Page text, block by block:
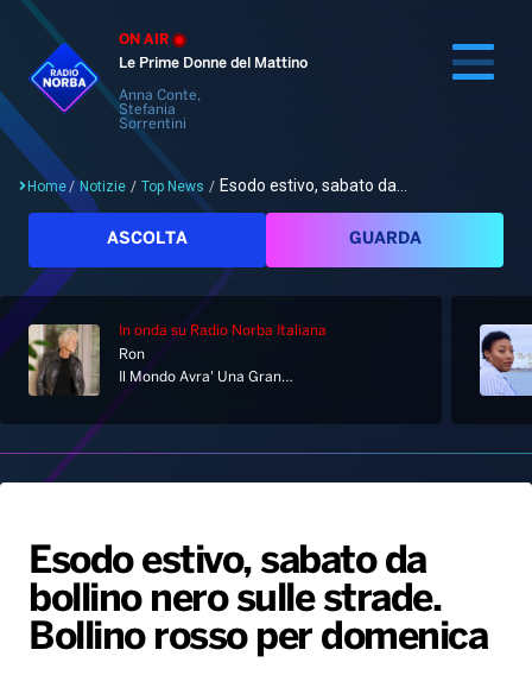
ON AIR
Le Prime Donne del Mattino
Anna Conte,
Stefania
Sorrentini
Cerca
Home
Palinsesto
Hit Dance
Giochi&Concorsi
PALATOUR
Notizie
Locali
Musica e Spettacolo
Sport
Playlist
Generale
Novità
Notiziario
Interviste
Gallery
Radio Norba News TV
Voce al Bari
Home/ Notizie / Top News / Esodo estivo, sabato da...
ASCOLTA GUARDA
In onda su Radio Norba Italiana
Ron
Il Mondo Avra' Una Grande Anima
Esodo estivo, sabato da
bollino nero sulle strade.
Bollino rosso per domenica